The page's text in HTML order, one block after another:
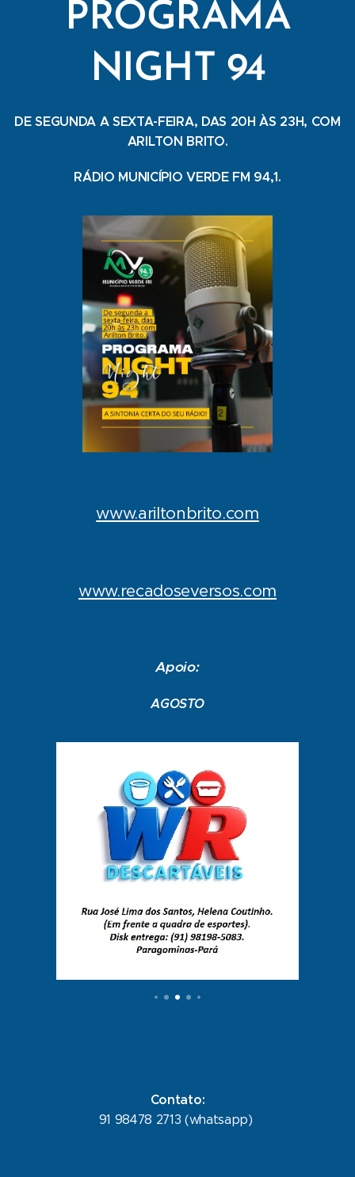
PROGRAMA
NIGHT 94
DE SEGUNDA A SEXTA-FEIRA, DAS 20H ÀS 23H, COM
ARILTON BRITO.
RÁDIO MUNICÍPIO VERDE FM 94,1.
www.ariltonbrito.com
www.recadoseversos.com
Apoio:
AGOSTO
Contato:
91 98478 2713 (whatsapp)